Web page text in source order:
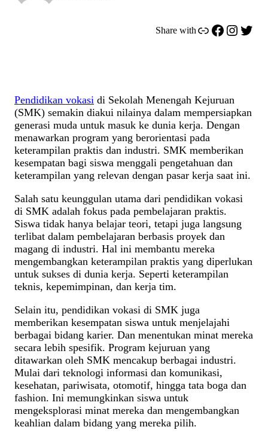
Share withLink Facebook Instagram Twitter
Pendidikan vokasi di Sekolah Menengah Kejuruan
(SMK) semakin diakui nilainya dalam mempersiapkan
generasi muda untuk masuk ke dunia kerja. Dengan
menawarkan program yang berorientasi pada
keterampilan praktis dan industri. SMK memberikan
kesempatan bagi siswa menggali pengetahuan dan
keterampilan yang relevan dengan pasar kerja saat ini.
Salah satu keunggulan utama dari pendidikan vokasi
di SMK adalah fokus pada pembelajaran praktis.
Siswa tidak hanya belajar teori, tetapi juga langsung
terlibat dalam pembelajaran berbasis proyek dan
magang di industri. Hal ini membantu mereka
mengembangkan keterampilan praktis yang diperlukan
untuk sukses di dunia kerja. Seperti keterampilan
teknis, kepemimpinan, dan kerja tim.
Selain itu, pendidikan vokasi di SMK juga
memberikan kesempatan siswa untuk menjelajahi
berbagai bidang karier. Dan menentukan minat mereka
secara lebih spesifik. Program kejuruan yang
ditawarkan oleh SMK mencakup berbagai industri.
Mulai dari teknologi informasi dan komunikasi,
kesehatan, pariwisata, otomotif, hingga tata boga dan
fashion. Ini memungkinkan siswa untuk
mengeksplorasi minat mereka dan mengembangkan
keahlian dalam bidang yang mereka pilih.